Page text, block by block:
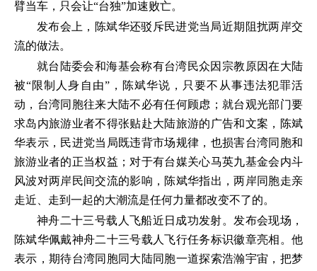
臂当车，只会让“台独”加速败亡。
发布会上，陈斌华还驳斥民进党当局近期阻扰两岸交
流的做法。
就台陆委会和海基会称有台湾民众因宗教原因在大陆
被“限制人身自由”，陈斌华说，只要不从事违法犯罪活
动，台湾同胞往来大陆不必有任何顾虑；就台观光部门要
求岛内旅游业者不得张贴赴大陆旅游的广告和文案，陈斌
华表示，民进党当局既违背市场规律，也损害台湾同胞和
旅游业者的正当权益；对于有台媒关心马英九基金会内斗
风波对两岸民间交流的影响，陈斌华指出，两岸同胞走亲
走近、走到一起的大潮流是任何力量都改变不了的。
神舟二十三号载人飞船近日成功发射。发布会现场，
陈斌华佩戴神舟二十三号载人飞行任务标识徽章亮相。他
表示，期待台湾同胞同大陆同胞一道探索浩瀚宇宙，把梦